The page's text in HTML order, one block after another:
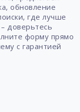
обновление
где лучше
доверьтесь
форму прямо
с гарантией